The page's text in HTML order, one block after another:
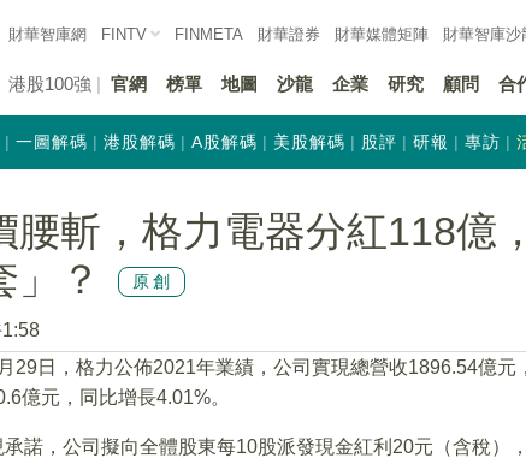
財華智庫網 FINTV FINMETA 財華證券 財華媒體矩陣 財華智庫沙
港股100強 官網 榜單 地圖 沙龍 企業 研究 顧問 合
一圖解碼 港股解碼 A股解碼 美股解碼 股評 研報 專訪
腰斬，格力電器分紅118億
」？
原創
29日，格力公佈2021年業績，公司實現總營收1896.54億元
億元，同比增長4.01%。
諾，公司擬向全體股東每10股派發現金紅利20元（含稅）